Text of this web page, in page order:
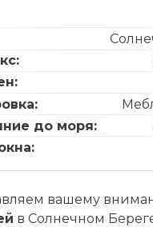
до моря:
вашему
в Солнечном